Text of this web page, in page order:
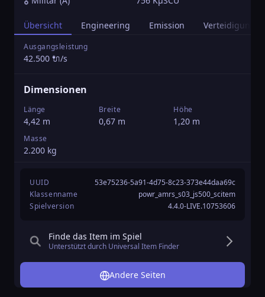
Übersicht Engineering Emission Verteidigung
Ausgangsleistung
42.500 🔌/s
Dimensionen
Länge
4,42 m
Breite
0,67 m
Höhe
1,20 m
Masse
2.200 kg
UUID
53e75236-5a91-4d75-8c23-373e44daa69c
Klassenname
powr_amrs_s03_js500_scitem
Spielversion
4.4.0-LIVE.10753606
Finde das Item im Spiel
Unterstützt durch Universal Item Finder
Andere Seiten